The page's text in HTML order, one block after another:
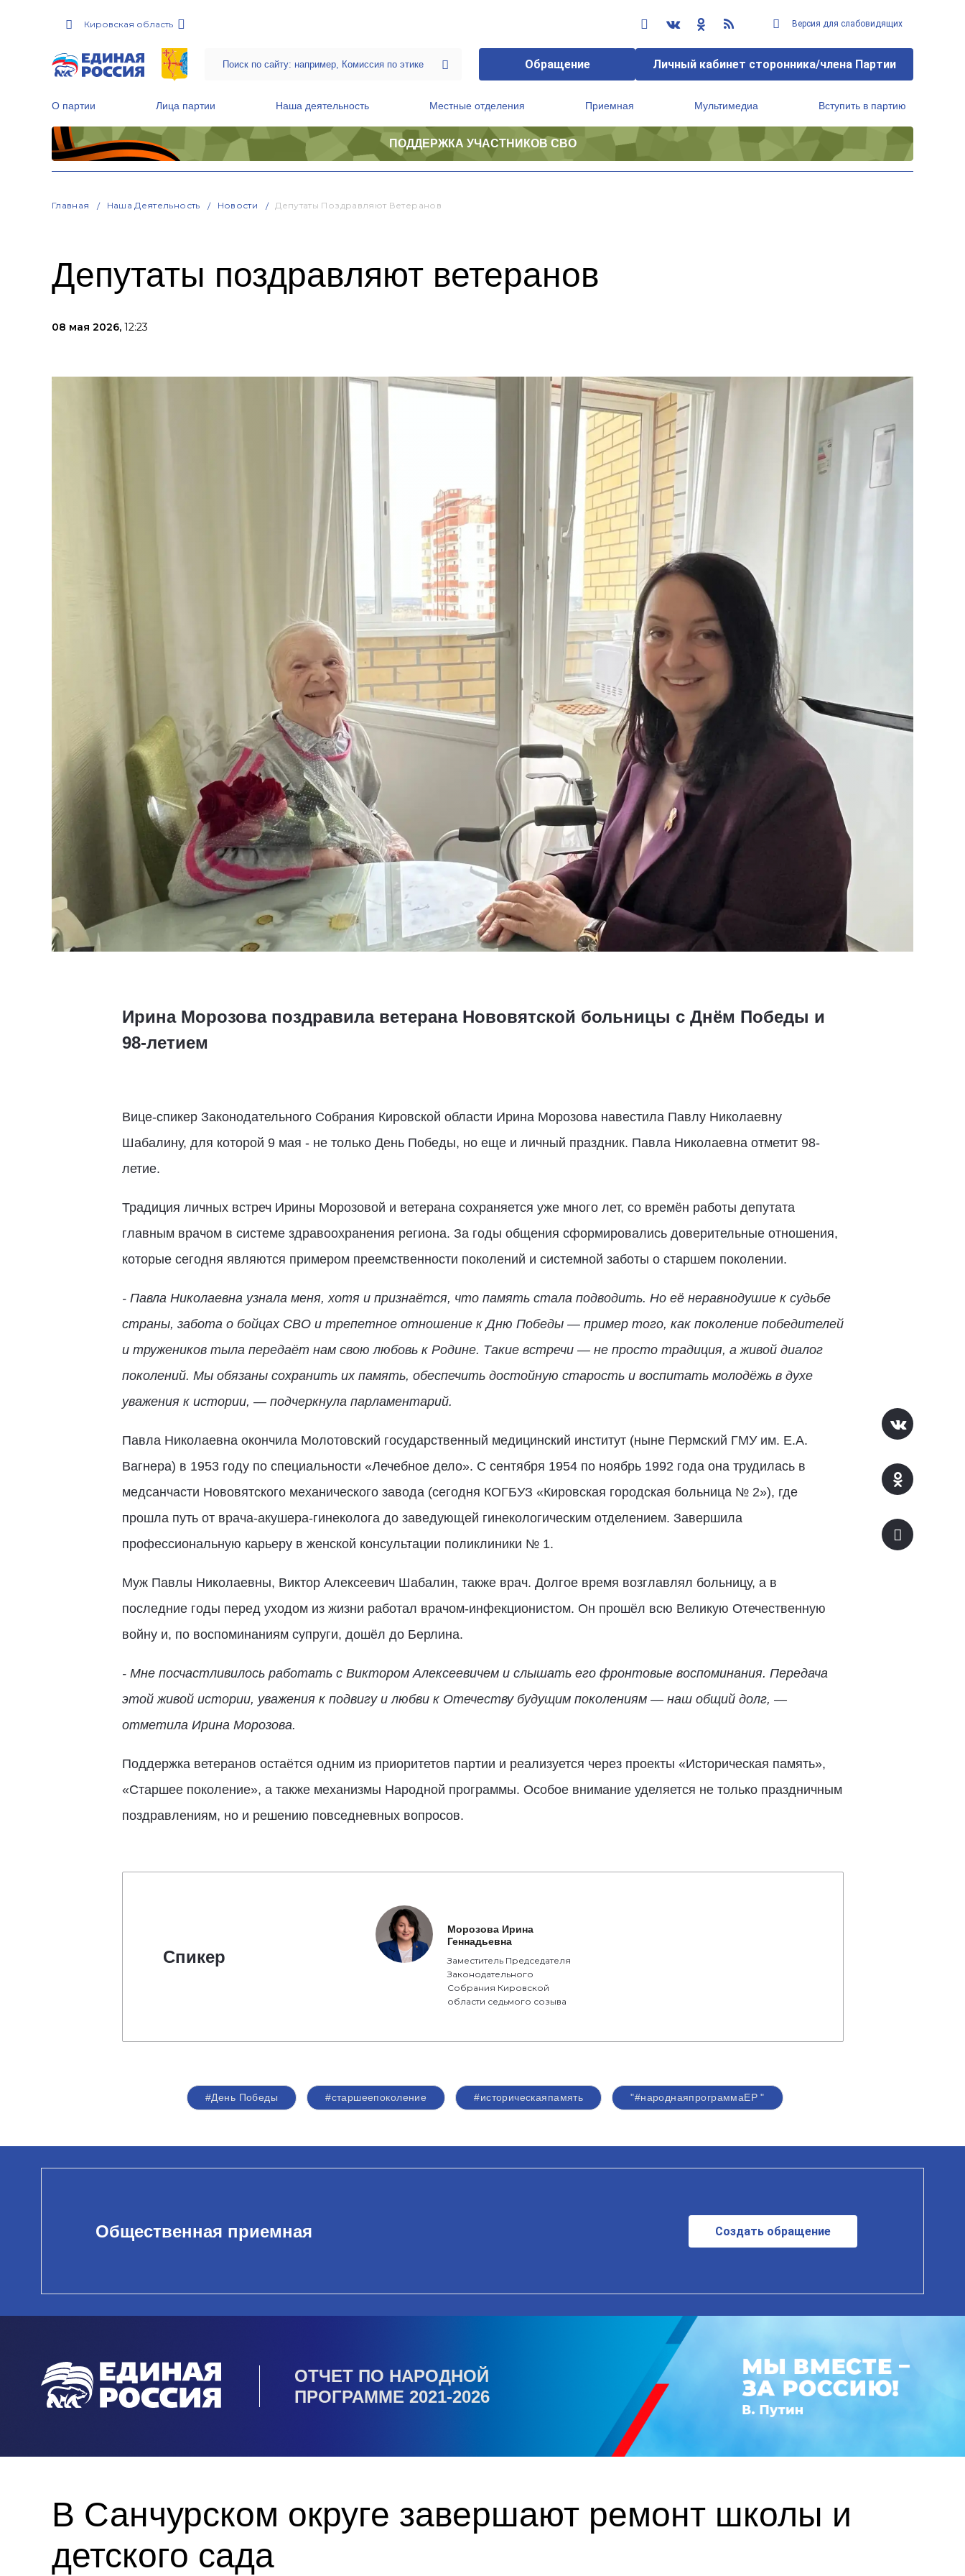
Кировская область Версия для слабовидящих
Обращение Личный кабинет сторонника/члена Партии
О партии Лица партии Наша деятельность Местные отделения Приемная Мультимедиа Вступить в партию
ПОДДЕРЖКА УЧАСТНИКОВ СВО
Главная Наша Деятельность Новости Депутаты Поздравляют Ветеранов
Депутаты поздравляют ветеранов
08 мая 2026, 12:23
Ирина Морозова поздравила ветерана Нововятской больницы с Днём Победы и
98-летием
Вице-спикер Законодательного Собрания Кировской области Ирина Морозова навестила Павлу Николаевну
Шабалину, для которой 9 мая - не только День Победы, но еще и личный праздник. Павла Николаевна отметит 98-
летие.
Традиция личных встреч Ирины Морозовой и ветерана сохраняется уже много лет, со времён работы депутата
главным врачом в системе здравоохранения региона. За годы общения сформировались доверительные отношения,
которые сегодня являются примером преемственности поколений и системной заботы о старшем поколении.
- Павла Николаевна узнала меня, хотя и признаётся, что память стала подводить. Но её неравнодушие к судьбе
страны, забота о бойцах СВО и трепетное отношение к Дню Победы — пример того, как поколение победителей
и тружеников тыла передаёт нам свою любовь к Родине. Такие встречи — не просто традиция, а живой диалог
поколений. Мы обязаны сохранить их память, обеспечить достойную старость и воспитать молодёжь в духе
уважения к истории, — подчеркнула парламентарий.
Павла Николаевна окончила Молотовский государственный медицинский институт (ныне Пермский ГМУ им. Е.А.
Вагнера) в 1953 году по специальности «Лечебное дело». С сентября 1954 по ноябрь 1992 года она трудилась в
медсанчасти Нововятского механического завода (сегодня КОГБУЗ «Кировская городская больница № 2»), где
прошла путь от врача-акушера-гинеколога до заведующей гинекологическим отделением. Завершила
профессиональную карьеру в женской консультации поликлиники № 1.
Муж Павлы Николаевны, Виктор Алексеевич Шабалин, также врач. Долгое время возглавлял больницу, а в
последние годы перед уходом из жизни работал врачом-инфекционистом. Он прошёл всю Великую Отечественную
войну и, по воспоминаниям супруги, дошёл до Берлина.
- Мне посчастливилось работать с Виктором Алексеевичем и слышать его фронтовые воспоминания. Передача
этой живой истории, уважения к подвигу и любви к Отечеству будущим поколениям — наш общий долг, —
отметила Ирина Морозова.
Поддержка ветеранов остаётся одним из приоритетов партии и реализуется через проекты «Историческая память»,
«Старшее поколение», а также механизмы Народной программы. Особое внимание уделяется не только праздничным
поздравлениям, но и решению повседневных вопросов.
Спикер
Морозова Ирина
Геннадьевна
Заместитель Председателя
Законодательного
Собрания Кировской
области седьмого созыва
#День Победы #старшеепоколение #историческаяпамять "#народнаяпрограммаЕР "
Общественная приемная Создать обращение
ОТЧЕТ ПО НАРОДНОЙ
ПРОГРАММЕ 2021-2026
В Санчурском округе завершают ремонт школы и
детского сада